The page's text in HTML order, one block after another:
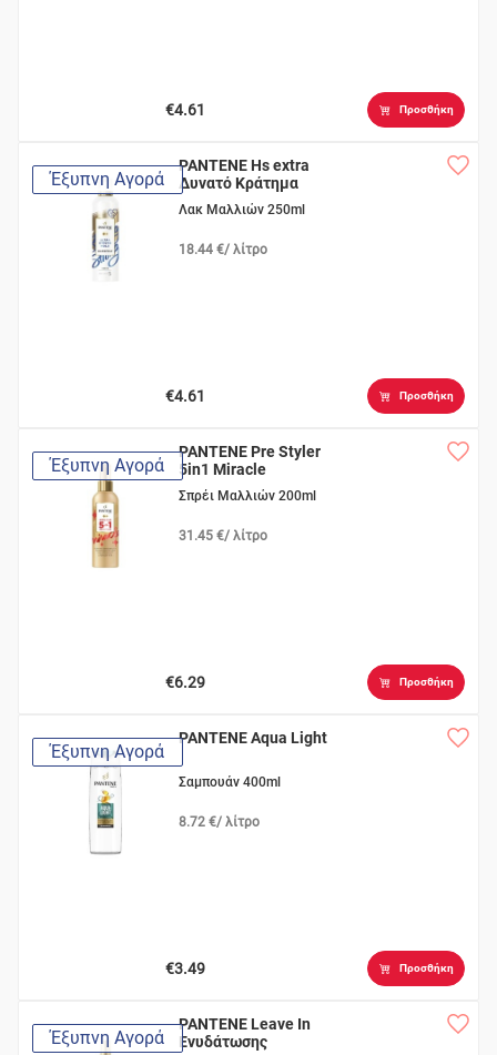
€4.61 Προσθήκη
Έξυπνη Αγορά
PANTENE Hs extra
Δυνατό Κράτημα
Λακ Μαλλιών 250ml
18.44 €/ λίτρο
€4.61 Προσθήκη
Έξυπνη Αγορά
PANTENE Pre Styler
5in1 Miracle
Σπρέι Μαλλιών 200ml
31.45 €/ λίτρο
€6.29 Προσθήκη
Έξυπνη Αγορά
PANTENE Aqua Light
Σαμπουάν 400ml
8.72 €/ λίτρο
€3.49 Προσθήκη
Έξυπνη Αγορά
PANTENE Leave In
Ενυδάτωσης